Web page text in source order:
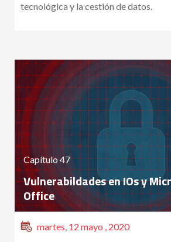
tecnológica y la cestión de datos.
Capítulo 47
Vulnerabildades en IOs y
Office
martes, 12 mayo , 2020